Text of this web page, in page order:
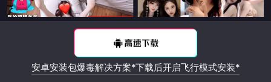
安卓安装包爆毒解决方案*下载后开启飞行模式安装*